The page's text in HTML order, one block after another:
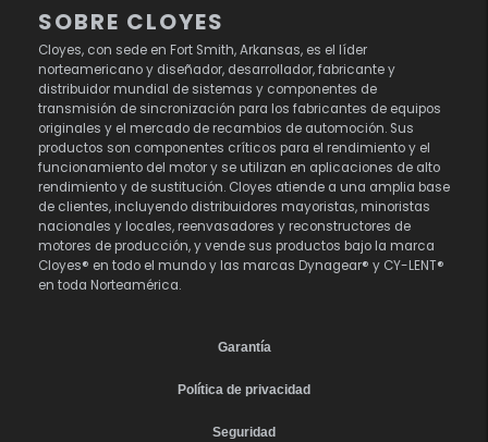
SOBRE CLOYES
Cloyes, con sede en Fort Smith, Arkansas, es el líder
norteamericano y diseñador, desarrollador, fabricante y
distribuidor mundial de sistemas y componentes de
transmisión de sincronización para los fabricantes de equipos
originales y el mercado de recambios de automoción. Sus
productos son componentes críticos para el rendimiento y el
funcionamiento del motor y se utilizan en aplicaciones de alto
rendimiento y de sustitución. Cloyes atiende a una amplia base
de clientes, incluyendo distribuidores mayoristas, minoristas
nacionales y locales, reenvasadores y reconstructores de
motores de producción, y vende sus productos bajo la marca
Cloyes® en todo el mundo y las marcas Dynagear® y CY-LENT®
en toda Norteamérica.
Garantía
Política de privacidad
Seguridad